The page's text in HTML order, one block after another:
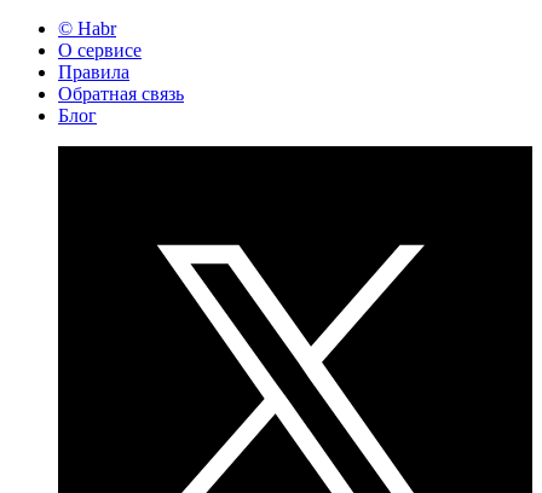
© Habr
О сервисе
Правила
Обратная связь
Блог